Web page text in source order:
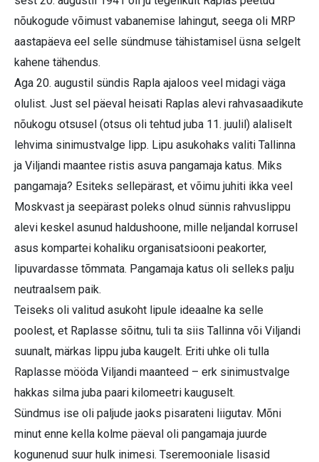
nõukogude võimust vabanemise lahingut, seega oli MRP
aastapäeva eel selle sündmuse tähistamisel üsna selgelt
kahene tähendus.
Aga 20. augustil sündis Rapla ajaloos veel midagi väga
olulist. Just sel päeval heisati Raplas alevi rahvasaadikute
nõukogu otsusel (otsus oli tehtud juba 11. juulil) alaliselt
lehvima sinimustvalge lipp. Lipu asukohaks valiti Tallinna
ja Viljandi maantee ristis asuva pangamaja katus. Miks
pangamaja? Esiteks sellepärast, et võimu juhiti ikka veel
Moskvast ja seepärast poleks olnud sünnis rahvuslippu
alevi keskel asunud haldushoone, mille neljandal korrusel
asus kompartei kohaliku organisatsiooni peakorter,
lipuvardasse tõmmata. Pangamaja katus oli selleks palju
neutraalsem paik.
Teiseks oli valitud asukoht lipule ideaalne ka selle
poolest, et Raplasse sõitnu, tuli ta siis Tallinna või Viljandi
suunalt, märkas lippu juba kaugelt. Eriti uhke oli tulla
Raplasse mööda Viljandi maanteed – erk sinimustvalge
hakkas silma juba paari kilomeetri kauguselt.
Sündmus ise oli paljude jaoks pisarateni liigutav. Mõni
minut enne kella kolme päeval oli pangamaja juurde
kogunenud suur hulk inimesi. Tseremooniale lisasid